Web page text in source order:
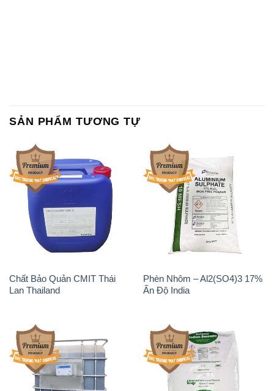
SẢN PHẨM TƯƠNG TỰ
Chất Bảo Quản CMIT Thái
Lan Thailand
Phèn Nhôm – Al2(SO4)3 17%
Ấn Độ India